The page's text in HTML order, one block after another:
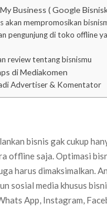
Business ( Google
akan mempromosikan
pengunjung di toko offline
review tentang bisnismu
di Mediakomen
Advertiser & Komentator
bisnis gak cukup
offline saja. Optimasi
harus dimaksimalkan.
sosial media khusus
App, Instagram,